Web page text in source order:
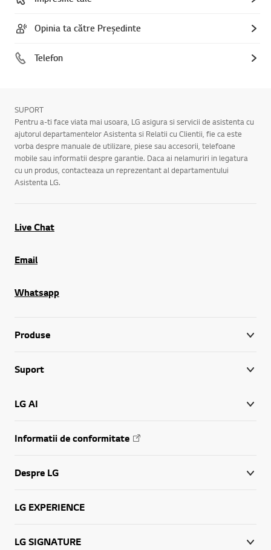
Opinia ta către Președinte
Telefon
SUPORT
Pentru a-ti face viata mai usoara, LG asigura si servicii de asistenta cu
ajutorul departamentelor Asistenta si Relatii cu Clientii, fie ca este
vorba despre manuale de utilizare, piese sau accesorii, telefoane
mobile sau informatii despre garantie. Daca ai nelamuriri in legatura
cu un produs, contacteaza un reprezentant al departamentului
Asistenta LG.
Live Chat
Email
Whatsapp
Produse
Suport
LG AI
Informatii de conformitate
Despre LG
LG EXPERIENCE
LG SIGNATURE